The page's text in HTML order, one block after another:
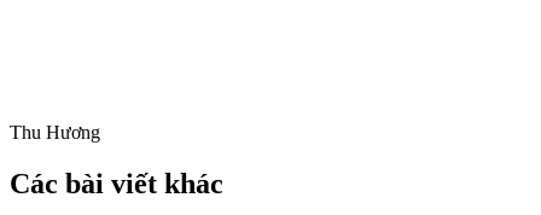
Thu Hương
Các bài viết khác